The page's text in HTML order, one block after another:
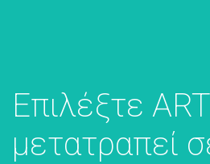
Επιλέξτε
μετατραπεί